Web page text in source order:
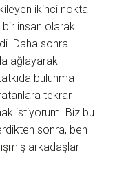
ikinci nokta
insan olarak
Daha sonra
ağlayarak
bulunma
tekrar
istiyorum. Biz bu
sonra, ben
arkadaşlar